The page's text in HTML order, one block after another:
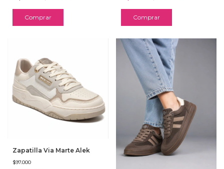
Comprar Comprar
Zapatilla Via Marte Alek
$97.000